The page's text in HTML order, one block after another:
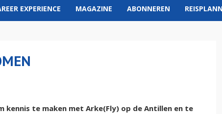
EXPERIENCE MAGAZINE ABONNEREN
kennis te maken met Arke(Fly) op de Antillen en te